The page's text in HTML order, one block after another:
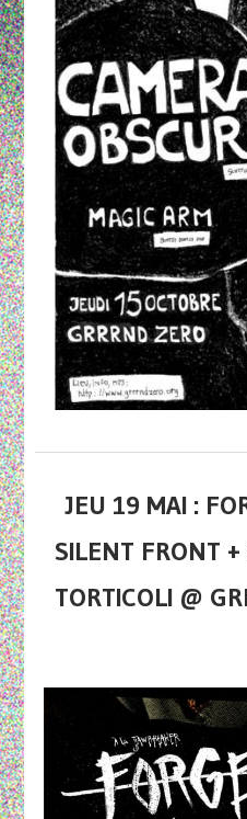
JEU 19 MAI :
SILENT FRONT +
TORTICOLI @